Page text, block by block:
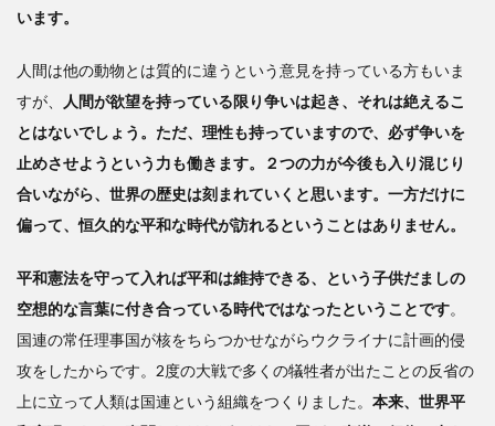
います。
人間は他の動物とは質的に違うという意見を持っている方もいま
すが、
人間が欲望を持っている限り争いは起き、それは絶えるこ
とはないでしょう。ただ、理性も持っていますので、必ず争いを
止めさせようという力も働きます。２つの力が今後も入り混じり
合いながら、世界の歴史は刻まれていくと思います。一方だけに
偏って、恒久的な平和な時代が訪れるということはありません。
平和憲法を守って入れば平和は維持できる、という子供だましの
空想的な言葉に付き合っている時代ではなったということです。
国連の常任理事国が核をちらつかせながらウクライナに計画的侵
攻をしたからです。2度の大戦で多くの犠牲者が出たことの反省の
上に立って人類は国連という組織をつくりました。 本来、世界平